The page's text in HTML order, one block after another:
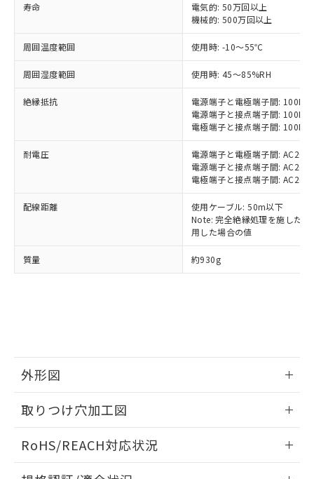
寿命
電気的: 50万回以上
機械的: 500万回以上
周囲温度範囲 使用時: -10～55℃
周囲湿度範囲 使用時: 45～85%RH
絶縁抵抗
電源端子と電極端子間:
電源端子と接点端子間:
電極端子と接点端子間:
耐電圧
電源端子と電極端子間:
電源端子と接点端子間:
電極端子と接点端子間:
配線距離
使用ケーブル: 50m以下
Note: 完全絶縁処理を施した
用した場合の値
質量 約930g
外形図
取りつけ穴加工図
RoHS/REACH対応状況
本サービスは、当社制御機器事業取扱
商品の当社在庫状況および標準価格
(税抜)を提供させていただくもので
当社制御機器事業取扱商品の中には、
本サービスの対象外となる商品もある
ことをご了承ください。
在庫状況および標準価格照会結果は、
記載している更新日時点での社内デー
タに基づき作成されるものであり、閲
覧された時点での実際の在庫および標
準価格とは異なる場合があることをご
正式な納期状況および標準価格はお客
様のお取引先、またはお客様担当のオ
ムロン制御機器販売店・当社販売員に
オムロン制御機器販売店や当社販売拠
マイパーツ機能（部品リスト作成サー
お客様が当ウェブサイト上で当社にご
登録された部品リストについて、当社
および当社の共同利用者が、当社の製
引・商談に必要な範囲で利用すること
調査・確認中：EU RoHS指令（10物質）の
非含有の対応状況を調査中または確認中の
非該当品：ライセンス料など無形物で、有
害物質有無と関係のない商品です。
仕入先様の事情により、非含有部品として
いたものが、含有品と判明した場合などや
むを得ず変更することがあります。
鉛(Pb) 1000ppm以下、 水銀(Hg) 1000ppm以下、 カド
六価クロム(Cr(Ⅵ)) 1000ppm以下、ポリ臭化ビフェニル
類(PBB) 1000ppm以下、ポリ臭化ジフェニルエーテル類
(PBDE) 1000ppm以下、フタル酸ビス(2-エチルヘキシ
ル) (DEHP)(別名：DOP) 1000ppm以下、フタル酸ブチ
ルベンジル（BBP） 1000ppm以下、フタル酸ジブチル
（DBP） 1000ppm以下、フタル酸ジイソブチル
但し、RoHS指令で産業用監視および制御機器に対する
フタル酸エステル類の４物質については閾値を超える意
図的な使用がないことを確認しています。
月が前後することがあります。
下記の非含有証明書をダウンロードするこ
とができます。
「○」：最大均質材料含有率が中国RoHSの
基準値以下であることを示します。
「×」：最大均質材料含有率が中国RoHSの
基準値を超えていることを示します。
「－」：未確認です。当社販売部門へお問
*中国RoHS10物質の基準値 (GB/T26572)：
Pb(鉛) :1000ppm、 Hg(水銀) : 1000ppm、 Cd(カドミウ
Cr(Ⅵ)(六価クロム) : 1000ppm、 PBBs(ポリ臭化ビフェ
ニル類) : 1000ppm、 PBDEs(ポリ臭化ジフェニルエーテ
ル類) : 1000ppm、
DBP(フタル酸ジブチル) : 1000ppm、 DIBP(フタル酸ジ
イソブチル) : 1000ppm、 BBP(フタル酸ブチルベンジ
DEHP(フタル酸ビス(2-エチルヘキシル)) : 1000ppm
質が外部に漏えいし、環境に深刻な影響を
及ぼさない年数を意味します。
「－」：未確認です。当社販売部門へお問
い合わせください。
当社は、これら貴社製品のうち、外国
為替および外国貿易法に定める商品
（以下｢規制貨物等」という）を輸出
または国外への提供する場合は、日本
国政府の輸出許可(または役務取引許
可)を取得するなどの必要な手続きを
当社は規制貨物を破棄する場合は、完
全に破砕するなど、違法に輸出されな
いよう必要な手段を講じます。
当社は貴社製品を、核兵器、ミサイ
ル、化学兵器、生物兵器またはその他
武器並びにこれらの製造装置等に一切
一定数以上の在庫あり
一定数には満たないが在庫あり
在庫なし(最新の在庫状況につ
いては、お客様のお取引先、ま
空
受注生産機種、また在庫状況の